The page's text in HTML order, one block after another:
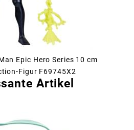
Epic Hero Series 10 cm
Figur F69745X2
Artikel